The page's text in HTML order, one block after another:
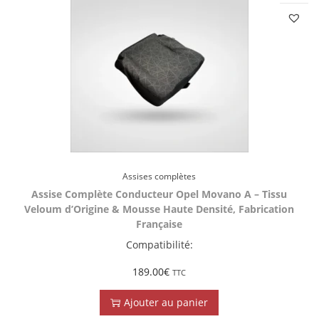
Assises complètes
Assise Complète Conducteur Opel Movano A – Tissu
Veloum d’Origine & Mousse Haute Densité, Fabrication
Française
Compatibilité:
189.00€ TTC
Ajouter au panier